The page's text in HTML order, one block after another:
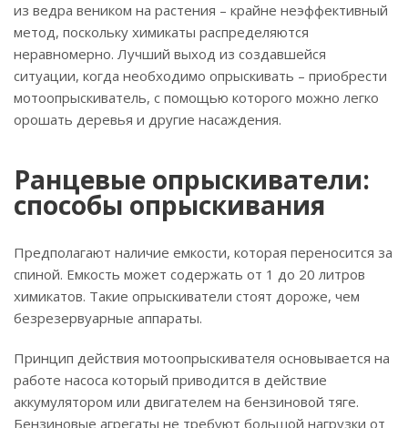
из ведра веником на растения – крайне неэффективный
метод, поскольку химикаты распределяются
неравномерно. Лучший выход из создавшейся
ситуации, когда необходимо опрыскивать – приобрести
мотоопрыскиватель, с помощью которого можно легко
орошать деревья и другие насаждения.
Ранцевые опрыскиватели:
способы опрыскивания
Предполагают наличие емкости, которая переносится за
спиной. Емкость может содержать от 1 до 20 литров
химикатов. Такие опрыскиватели стоят дороже, чем
безрезервуарные аппараты.
Принцип действия мотоопрыскивателя основывается на
работе насоса который приводится в действие
аккумулятором или двигателем на бензиновой тяге.
Бензиновые агрегаты не требуют большой нагрузки от